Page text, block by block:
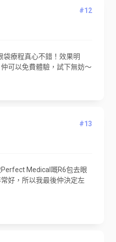
#12
療程真心不錯！效果明
可以免費體驗，試下無妨～
#13
Medical嘅R6包去眼
好，所以我最後仲決定左